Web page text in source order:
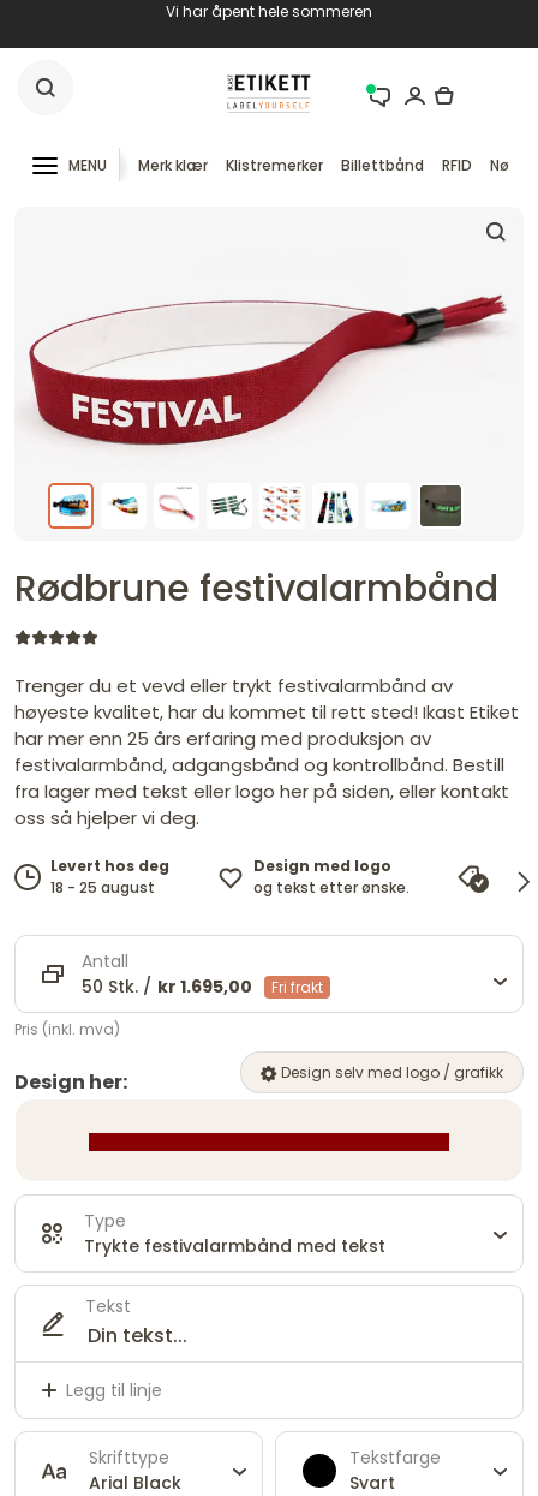
Vi har åpent hele sommeren
MENU Merk klær Klistremerker Billettbånd RFID
Rødbrune festivalarmbånd
Trenger du et vevd eller trykt festivalarmbånd av
høyeste kvalitet, har du kommet til rett sted! Ikast Etiket
har mer enn 25 års erfaring med produksjon av
festivalarmbånd, adgangsbånd og kontrollbånd. Bestill
fra lager med tekst eller logo her på siden, eller kontakt
oss så hjelper vi deg.
Levert hos deg
18 - 25 august
Design med logo
og tekst etter ønske.
vi
Antall
50 Stk. / kr 1.695,00 Fri frakt
Pris (inkl. mva)
Design her: Design selv med logo / grafikk
Type
Trykte festivalarmbånd med tekst
Tekst
Legg til linje
Skrifttype
Arial Black
Tekstfarge
Svart